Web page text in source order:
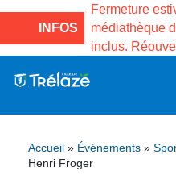
INFOS
la Maison des
de Gama du
Fermeture
médiathèque
inclus.
Projets
– Jumelage
Accueil » Événements »
Henri Froger